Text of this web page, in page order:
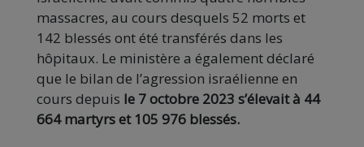
massacres, au cours desquels 52 morts et
142 blessés ont été transférés dans les
hôpitaux. Le ministère a également déclaré
que le bilan de l’agression israélienne en
cours depuis le 7 octobre 2023 s’élevait à 44
664 martyrs et 105 976 blessés.